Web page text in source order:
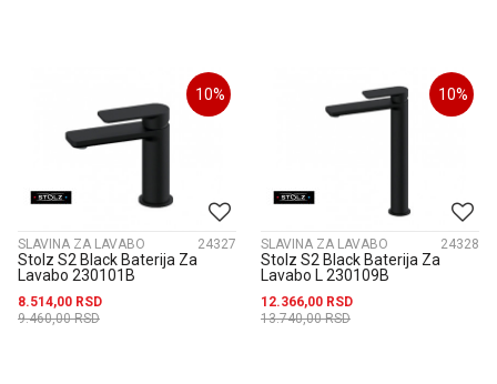
10%
SLAVINA ZA LAVABO 24327
Stolz S2 Black Baterija Za
Lavabo 230101B
8.514,00 RSD
9.460,00RSD
10%
SLAVINA ZA LAVABO 24328
Stolz S2 Black Baterija Za
Lavabo L 230109B
12.366,00 RSD
13.740,00RSD